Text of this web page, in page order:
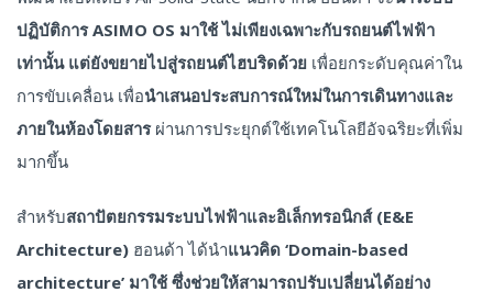
ปฏิบัติการASIMO OS มาใช้ ไม่เพียงเฉพาะกับรถยนต์ไฟฟ้า
เท่านั้น แต่ยังขยายไปสู่รถยนต์ไฮบริดด้วย เพื่อยกระดับคุณค่าใน
การขับเคลื่อน เพื่อนำเสนอประสบการณ์ใหม่ในการเดินทางและ
ภายในห้องโดยสารผ่านการประยุกต์ใช้เทคโนโลยีอัจฉริยะที่เพิ่ม
มากขึ้น
สำหรับสถาปัตยกรรมระบบไฟฟ้าและอิเล็กทรอนิกส์ (E&E
Architecture) ฮอนด้า ได้นำแนวคิด ‘Domain-based
architecture’ มาใช้ ซึ่งช่วยให้สามารถปรับเปลี่ยนได้อย่าง